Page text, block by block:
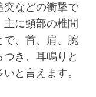
突などの衝撃で
に頸部の椎間
で、首、肩、腕
き、耳鳴りと
と言えます。